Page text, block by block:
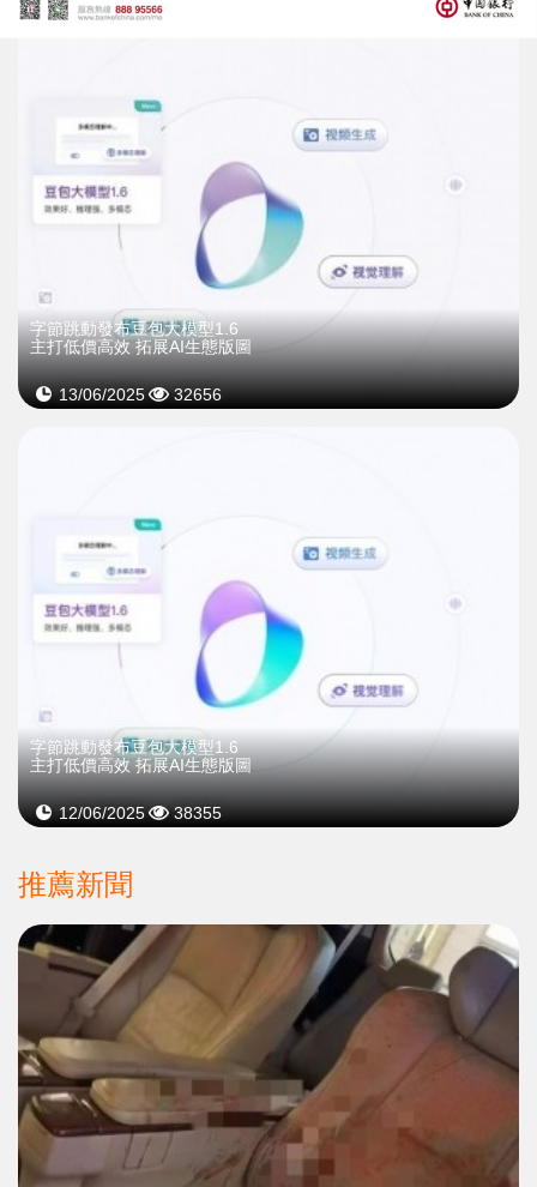
字節跳動發布豆包大模型1.6
主打低價高效 拓展AI生態版圖
13/06/2025 32656
字節跳動發布豆包大模型1.6
主打低價高效 拓展AI生態版圖
12/06/2025 38355
推薦新聞